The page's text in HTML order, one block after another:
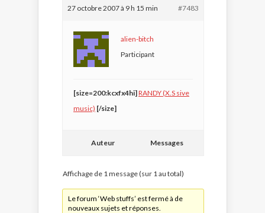
27 octobre 2007 à 9 h 15 min #7483
alien-bitch
Participant
[size=200:kcxfx4hi]RANDY (X.S sive
music) [/size]
Auteur Messages
Affichage de 1 message (sur 1 au total)
Le forum ‘Web stuffs’ est fermé à de
nouveaux sujets et réponses.